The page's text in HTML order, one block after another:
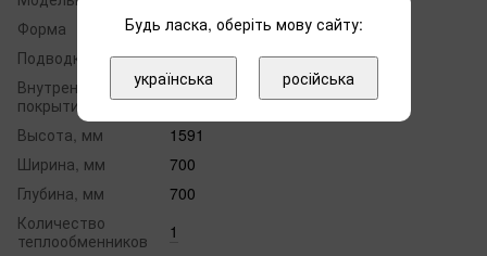
Форма
круглая
Подводка труб
сбоку
Внутреннее
покрытие бака
эмаль
Высота, мм
1591
Ширина, мм
700
Глубина, мм
700
Количество
теплообменников
1
Будь ласка, оберіть мову сайту:
українська російська